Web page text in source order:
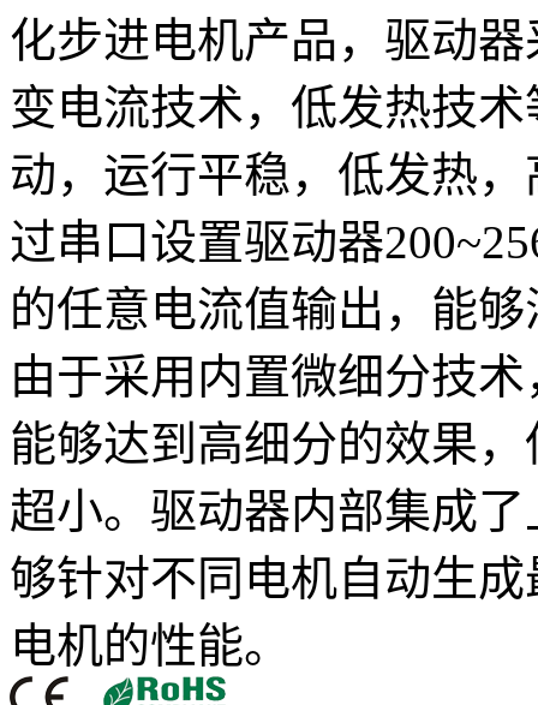
化步进电机产品，驱动
变电流技术，低发热技
动，运行平稳，低发热
过串口设置驱动器
的任意电流值输出，能
由于采用内置微细分技
能够达到高细分的效果
超小。驱动器内部集成
够针对不同电机自动生
电机的性能。